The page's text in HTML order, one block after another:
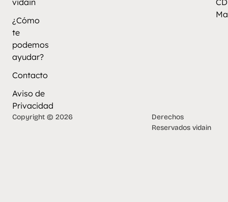
vidain
¿Cómo
te
podemos
ayudar?
Contacto
Aviso de
Privacidad
Copyright © 2026
Derechos
Reservados vidain